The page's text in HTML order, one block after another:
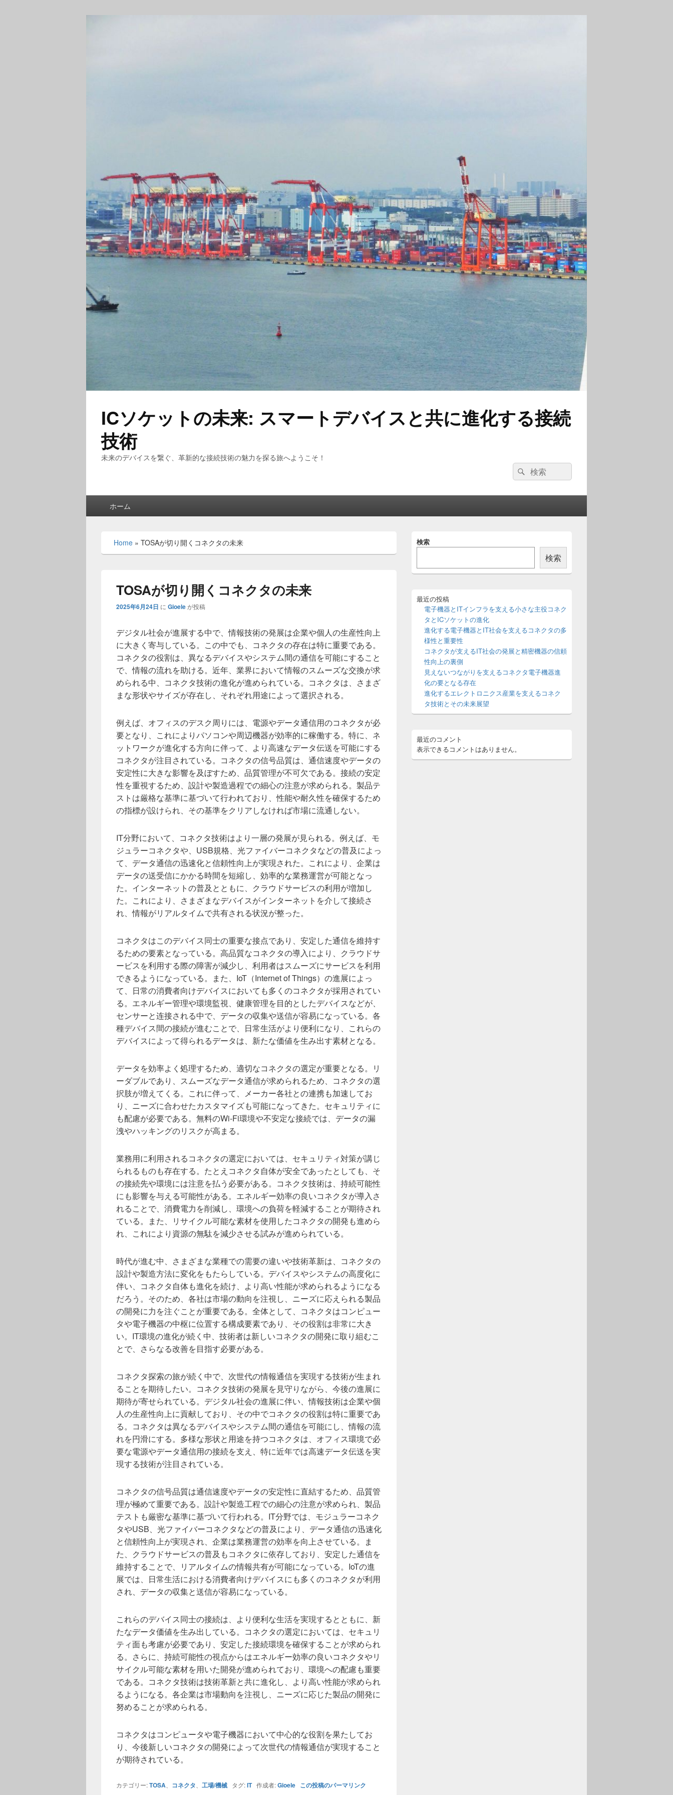
ICソケットの未来: スマートデバイスと共に進化する接続
技術
未来のデバイスを繋ぐ、革新的な接続技術の魅力を探る旅へようこそ！
検
索:
検
索
ホーム
Home » TOSAが切り開くコネクタの未来
TOSAが切り開くコネクタの未来
2025年6月24日 に Gioeleが投稿
デジタル社会が進展する中で、情報技術の発展は企業や個人の生産性向上
に大きく寄与している。 この中でも、コネクタの存在は特に重要である。
コネクタの役割は、異なるデバイスやシステム間の通信を可能にすること
で、情報の流れを助ける。近年、業界において情報のスムーズな交換が求
められる中、コネクタ技術の進化が進められている。コネクタは、さまざ
まな形状やサイズが存在し、それぞれ用途によって選択される。
例えば、オフィスのデスク周りには、電源やデータ通信用のコネクタが必
要となり、これによりパソコンや周辺機器が効率的に稼働する。特に、ネ
ットワークが進化する方向に伴って、より高速なデータ伝送を可能にする
コネクタが注目されている。コネクタの信号品質は、通信速度やデータの
安定性に大きな影響を及ぼすため、品質管理が不可欠である。接続の安定
性を重視するため、設計や製造過程での細心の注意が求められる。製品テ
ストは厳格な基準に基づいて行われており、性能や耐久性を確保するため
の指標が設けられ、その基準をクリアしなければ市場に流通しない。
IT分野において、コネクタ技術はより一層の発展が見られる。例えば、モ
ジュラーコネクタや、USB規格、光ファイバーコネクタなどの普及によっ
て、データ通信の迅速化と信頼性向上が実現された。これにより、企業は
データの送受信にかかる時間を短縮し、効率的な業務運営が可能となっ
た。インターネットの普及とともに、クラウドサービスの利用が増加し
た。これにより、さまざまなデバイスがインターネットを介して接続さ
れ、情報がリアルタイムで共有される状況が整った。
コネクタはこのデバイス同士の重要な接点であり、安定した通信を維持す
るための要素となっている。高品質なコネクタの導入により、クラウドサ
ービスを利用する際の障害が減少し、利用者はスムーズにサービスを利用
できるようになっている。また、IoT（Internet of Things）の進展によっ
て、日常の消費者向けデバイスにおいても多くのコネクタが採用されてい
る。エネルギー管理や環境監視、健康管理を目的としたデバイスなどが、
センサーと连接される中で、データの収集や送信が容易になっている。各
種デバイス間の接続が進むことで、日常生活がより便利になり、これらの
デバイスによって得られるデータは、新たな価値を生み出す素材となる。
データを効率よく処理するため、適切なコネクタの選定が重要となる。リ
ーダブルであり、スムーズなデータ通信が求められるため、コネクタの選
択肢が増えてくる。これに伴って、メーカー各社との連携も加速してお
り、ニーズに合わせたカスタマイズも可能になってきた。セキュリティに
も配慮が必要である。無料のWi-Fi環境や不安定な接続では、データの漏
洩やハッキングのリスクが高まる。
業務用に利用されるコネクタの選定においては、セキュリティ対策が講じ
られるものも存在する。たとえコネクタ自体が安全であったとしても、そ
の接続先や環境には注意を払う必要がある。コネクタ技術は、持続可能性
にも影響を与える可能性がある。エネルギー効率の良いコネクタが導入さ
れることで、消費電力を削減し、環境への負荷を軽減することが期待され
ている。また、リサイクル可能な素材を使用したコネクタの開発も進めら
れ、これにより資源の無駄を減少させる試みが進められている。
時代が進む中、さまざまな業種での需要の違いや技術革新は、コネクタの
設計や製造方法に変化をもたらしている。デバイスやシステムの高度化に
伴い、コネクタ自体も進化を続け、より高い性能が求められるようになる
だろう。そのため、各社は市場の動向を注視し、ニーズに応えられる製品
の開発に力を注ぐことが重要である。全体として、コネクタはコンピュー
タや電子機器の中枢に位置する構成要素であり、その役割は非常に大き
い。IT環境の進化が続く中、技術者は新しいコネクタの開発に取り組むこ
とで、さらなる改善を目指す必要がある。
コネクタ探索の旅が続く中で、次世代の情報通信を実現する技術が生まれ
ることを期待したい。コネクタ技術の発展を見守りながら、今後の進展に
期待が寄せられている。デジタル社会の進展に伴い、情報技術は企業や個
人の生産性向上に貢献しており、その中でコネクタの役割は特に重要であ
る。コネクタは異なるデバイスやシステム間の通信を可能にし、情報の流
れを円滑にする。多様な形状と用途を持つコネクタは、オフィス環境で必
要な電源やデータ通信用の接続を支え、特に近年では高速データ伝送を実
現する技術が注目されている。
コネクタの信号品質は通信速度やデータの安定性に直結するため、品質管
理が極めて重要である。設計や製造工程での細心の注意が求められ、製品
テストも厳密な基準に基づいて行われる。IT分野では、モジュラーコネク
タやUSB、光ファイバーコネクタなどの普及により、データ通信の迅速化
と信頼性向上が実現され、企業は業務運営の効率を向上させている。ま
た、クラウドサービスの普及もコネクタに依存しており、安定した通信を
維持することで、リアルタイムの情報共有が可能になっている。IoTの進
展では、日常生活における消費者向けデバイスにも多くのコネクタが利用
され、データの収集と送信が容易になっている。
これらのデバイス同士の接続は、より便利な生活を実現するとともに、新
たなデータ価値を生み出している。コネクタの選定においては、セキュリ
ティ面も考慮が必要であり、安定した接続環境を確保することが求められ
る。さらに、持続可能性の視点からはエネルギー効率の良いコネクタやリ
サイクル可能な素材を用いた開発が進められており、環境への配慮も重要
である。コネクタ技術は技術革新と共に進化し、より高い性能が求められ
るようになる。各企業は市場動向を注視し、ニーズに応じた製品の開発に
努めることが求められる。
コネクタはコンピュータや電子機器において中心的な役割を果たしてお
り、今後新しいコネクタの開発によって次世代の情報通信が実現すること
が期待されている。
カテゴリー:TOSA コネクタ 工場/機械 タグ:IT作成者:Gioele この投稿のパーマリンク
イ
イ
ー
検索
検索
最近の投稿
電子機器とITインフラを支える小さな主役コネク
タとICソケットの進化
進化する電子機器とIT社会を支えるコネクタの多
様性と重要性
コネクタが支えるIT社会の発展と精密機器の信頼
性向上の裏側
見えないつながりを支えるコネクタ電子機器進
化の要となる存在
進化するエレクトロニクス産業を支えるコネク
タ技術とその未来展望
最近のコメント
表示できるコメントはありません。